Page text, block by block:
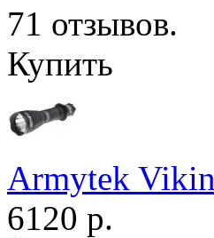
Купить
Armytek
6120 р.